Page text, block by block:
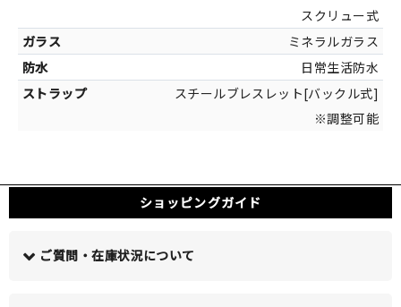
スクリュー式
ミネラルガラス
日常生活防水
スチールブレスレット[バックル式]
※調整可能
ショッピングガイド
ご質問・在庫状況について